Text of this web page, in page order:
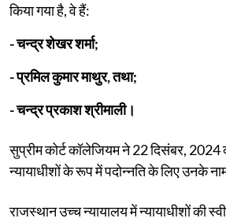
किया गया है, वे हैं:
- चन्द्र शेखर शर्मा;
- प्रमिल कुमार माथुर, तथा;
- चन्द्र प्रकाश श्रीमाली।
सुप्रीम कोर्ट कॉलेजियम ने 22 दिसंबर, 2024
न्यायाधीशों के रूप में पदोन्नति के लिए उनके
राजस्थान उच्च न्यायालय में न्यायाधीशों की